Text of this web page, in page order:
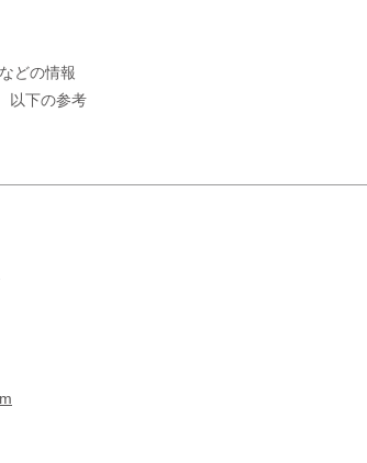
どの情報
以下の参考